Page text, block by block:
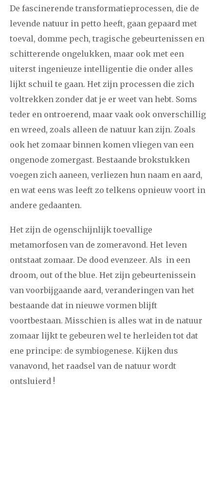
De fascinerende transformatieprocessen, die de
levende natuur in petto heeft, gaan gepaard met
toeval, domme pech, tragische gebeurtenissen en
schitterende ongelukken, maar ook met een
uiterst ingenieuze intelligentie die onder alles
lijkt schuil te gaan. Het zijn processen die zich
voltrekken zonder dat je er weet van hebt. Soms
teder en ontroerend, maar vaak ook onverschillig
en wreed, zoals alleen de natuur kan zijn. Zoals
ook het zomaar binnen komen vliegen van een
ongenode zomergast. Bestaande brokstukken
voegen zich aaneen, verliezen hun naam en aard,
en wat eens was leeft zo telkens opnieuw voort in
andere gedaanten.
Het zijn de ogenschijnlijk toevallige
metamorfosen van de zomeravond. Het leven
ontstaat zomaar. De dood evenzeer. Als in een
droom, out of the blue. Het zijn gebeurtenissein
van voorbijgaande aard, veranderingen van het
bestaande dat in nieuwe vormen blijft
voortbestaan. Misschien is alles wat in de natuur
zomaar lijkt te gebeuren wel te herleiden tot dat
ene principe: de symbiogenese. Kijken dus
vanavond, het raadsel van de natuur wordt
ontsluierd !